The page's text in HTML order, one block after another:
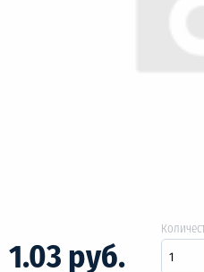
1.03 руб.